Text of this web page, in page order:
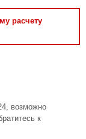
расчету
возможно
к